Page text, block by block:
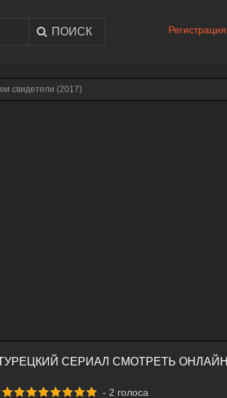
свидетели (2017)
СЕРИАЛ СМОТРЕТЬ ОНЛАЙН
- 2 голоса
ПОИСК Регистрация